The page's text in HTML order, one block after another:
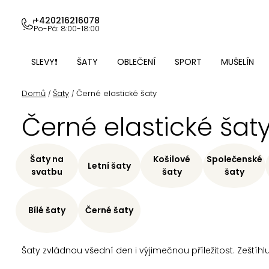
obsah
+420216216078
Po-Pá: 8:00-18:00
SLEVY❗ ŠATY OBLEČENÍ SPORT MUŠELÍN
Domů / Šaty / Černé elastické šaty
Černé elastické
Šaty zvládnou všední den i výjimečnou příležitost.
Šaty na
svatbu
Letní šaty
Košilové
šaty
Společenské
šaty
Bílé šaty Černé šaty